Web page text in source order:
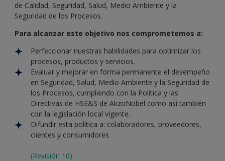
de Calidad, Seguridad, Salud, Medio Ambiente y la
Seguridad de los Procesos.
Para alcanzar este objetivo nos comprometemos a:
Perfeccionar nuestras habilidades para optimizar los
procesos, productos y servicios.
Evaluar y mejorar en forma permanente el desempeño
en Seguridad, Salud, Medio Ambiente y la Seguridad de
los Procesos, cumpliendo con la Política y las
Directivas de HSE&S de AkzoNobel como así también
con la legislación local vigente.
Difundir esta política a: colaboradores, proveedores,
clientes y consumidores
(Revisión 10)